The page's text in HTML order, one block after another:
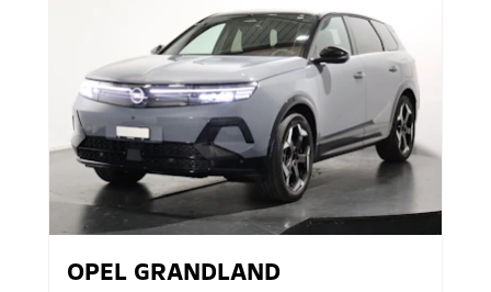
OPEL GRANDLAND